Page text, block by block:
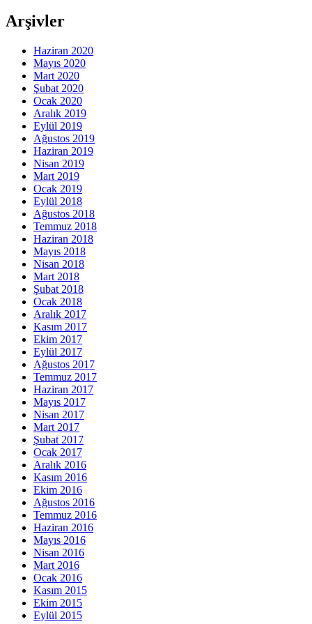
Arşivler
Haziran 2020
Mayıs 2020
Mart 2020
Şubat 2020
Ocak 2020
Aralık 2019
Eylül 2019
Ağustos 2019
Haziran 2019
Nisan 2019
Mart 2019
Ocak 2019
Eylül 2018
Ağustos 2018
Temmuz 2018
Haziran 2018
Mayıs 2018
Nisan 2018
Mart 2018
Şubat 2018
Ocak 2018
Aralık 2017
Kasım 2017
Ekim 2017
Eylül 2017
Ağustos 2017
Temmuz 2017
Haziran 2017
Mayıs 2017
Nisan 2017
Mart 2017
Şubat 2017
Ocak 2017
Aralık 2016
Kasım 2016
Ekim 2016
Ağustos 2016
Temmuz 2016
Haziran 2016
Mayıs 2016
Nisan 2016
Mart 2016
Ocak 2016
Kasım 2015
Ekim 2015
Eylül 2015